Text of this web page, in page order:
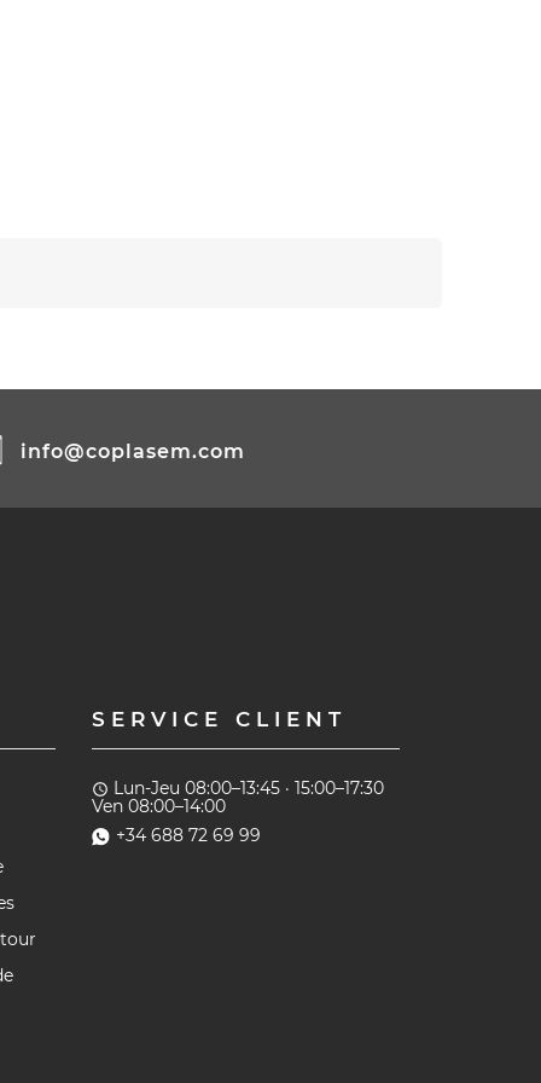
info@coplasem.com
SERVICE CLIENT
access_time Lun-Jeu 08:00–13:45 · 15:00–17:30
Ven 08:00–14:00
+34 688 72 69 99